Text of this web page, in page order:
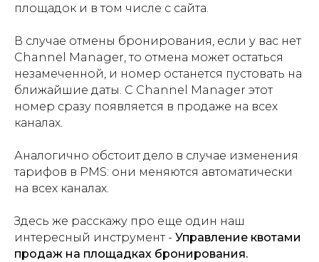
площадок и в том числе с сайта.
В случае отмены бронирования, если у вас нет
Channel Manager, то отмена может остаться
незамеченной, и номер останется пустовать на
ближайшие даты. С Channel Manager этот
номер сразу появляется в продаже на всех
каналах.
Аналогично обстоит дело в случае изменения
тарифов в PMS: они меняются автоматически
на всех каналах.
Здесь же расскажу про еще один наш
интересный инструмент - Управление квотами
продаж на площадках бронирования.